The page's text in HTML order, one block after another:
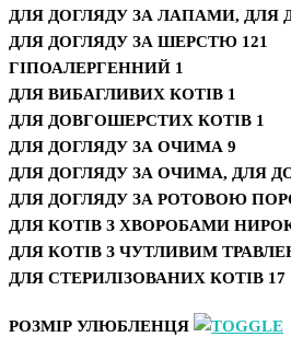
ДЛЯ ДОГЛЯДУ ЗА ЛАПАМИ, ДЛЯ
ДЛЯ ДОГЛЯДУ ЗА ШЕРСТЮ 121
ГІПОАЛЕРГЕННИЙ 1
ДЛЯ ВИБАГЛИВИХ КОТІВ 1
ДЛЯ ДОВГОШЕРСТИХ КОТІВ 1
ДЛЯ ДОГЛЯДУ ЗА ОЧИМА 9
ДЛЯ ДОГЛЯДУ ЗА ОЧИМА, ДЛЯ
ДЛЯ ДОГЛЯДУ ЗА РОТОВОЮ
ДЛЯ КОТІВ З ХВОРОБАМИ
ДЛЯ КОТІВ З ЧУТЛИВИМ
ДЛЯ СТЕРИЛІЗОВАНИХ КОТІВ 17
РОЗМІР УЛЮБЛЕНЦЯ